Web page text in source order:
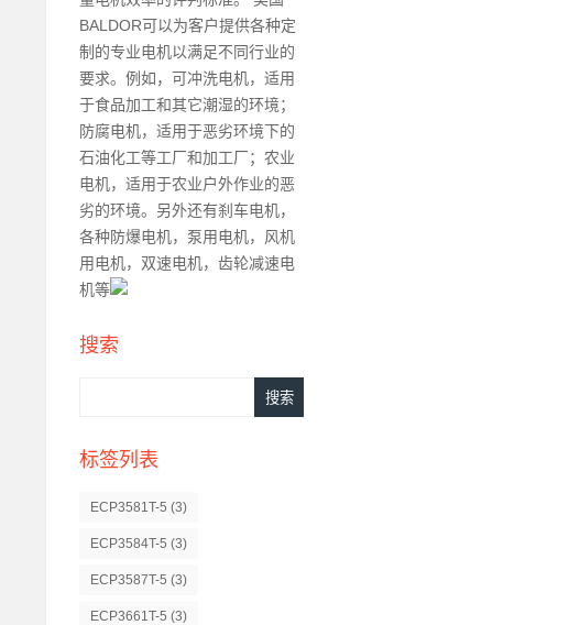
BALDOR可以为客户提供各种定
制的专业电机以满足不同行业的
要求。例如，可冲洗电机，适用
于食品加工和其它潮湿的环境；
防腐电机，适用于恶劣环境下的
石油化工等工厂和加工厂；农业
电机，适用于农业户外作业的恶
劣的环境。另外还有刹车电机，
各种防爆电机，泵用电机，风机
用电机，双速电机，齿轮减速电
机等
搜索
标签列表
ECP3581T-5 (3)
ECP3584T-5 (3)
ECP3587T-5 (3)
ECP3661T-5 (3)